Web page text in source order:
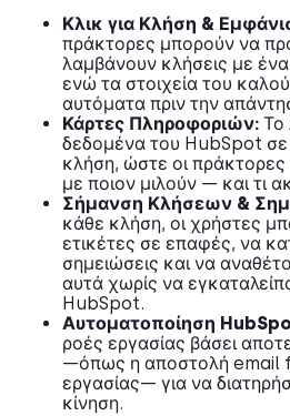
Κλικ για Κλήση &
πράκτορες μπορούν να
λαμβάνουν κλήσεις με
ενώ τα στοιχεία του
αυτόματα πριν την
Κάρτες Πληροφοριών: Το
δεδομένα του HubSpot
κλήση, ώστε οι
με ποιον μιλούν — και τι
Σήμανση Κλήσεων &
κάθε κλήση, οι χρήστες
ετικέτες σε επαφές, να
σημειώσεις και να
αυτά χωρίς να
HubSpot.
Αυτοματοποίηση
ροές εργασίας βάσει
—όπως η αποστολή email
εργασίας— για να
κίνηση.